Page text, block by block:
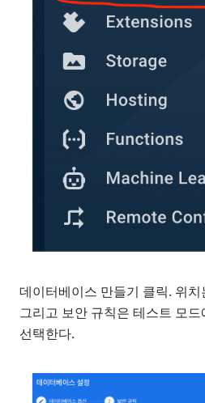
데이터베이스 만들기 클릭. 위
그리고 보안 규칙은 테스트 모
선택한다.